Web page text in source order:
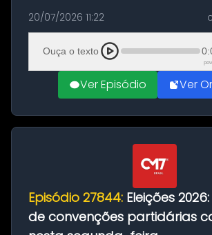
entre esta segunda-feira (20) e
(23). A programação inclui uma
dedicada à história das ...
20/07/2026 11:22
Ouça o texto
Ver Episódio Ver
Episódio 27844: Eleições
de convenções partidárias